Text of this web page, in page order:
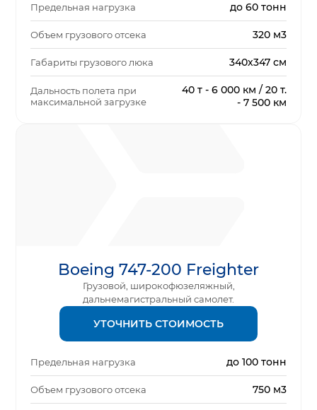
Предельная нагрузка до 60 тонн
Объем грузового отсека 320 м3
Габариты грузового люка 340х347 см
Дальность полета при
максимальной загрузке
40 т - 6 000 км / 20 т.
- 7 500 км
Boeing 747-200 Freighter
Грузовой, широкофюзеляжный,
дальнемагистральный самолет.
УТОЧНИТЬ СТОИМОСТЬ
Предельная нагрузка до 100 тонн
Объем грузового отсека 750 м3